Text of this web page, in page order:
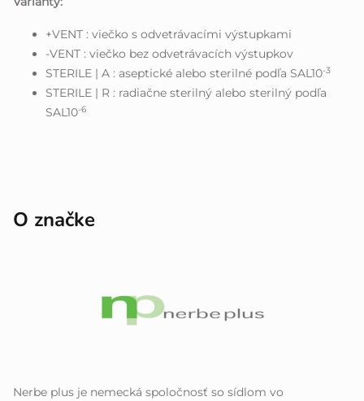
+VENT : viečko s odvetrávacími výstupkami
-VENT : viečko bez odvetrávacích výstupkov
STERILE | A : aseptické alebo sterilné podľa SAL10-3
STERILE | R : radiačne sterilný alebo sterilný podľa
SAL10-6
O značke
Nerbe plus je nemecká spoločnosť so sídlom vo